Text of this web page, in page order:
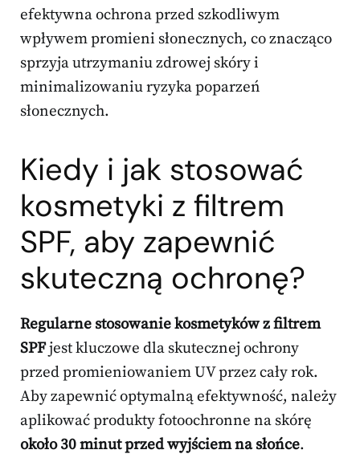
efektywna ochrona przed szkodliwym
wpływem promieni słonecznych, co znacząco
sprzyja utrzymaniu zdrowej skóry i
minimalizowaniu ryzyka poparzeń
słonecznych.
Kiedy i jak stosować
kosmetyki z filtrem
SPF, aby zapewnić
skuteczną ochronę?
Regularne stosowanie kosmetyków z filtrem
SPFjest kluczowe dla skutecznej ochrony
przed promieniowaniem UV przez cały rok.
Aby zapewnić optymalną efektywność, należy
aplikować produkty fotoochronne na skórę
około 30 minut przed wyjściem na słońce.